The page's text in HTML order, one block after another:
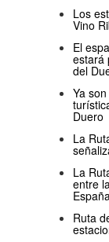
Los
Vino
El
estará
del
Ya
Duero
La
La
entre
España
Ruta